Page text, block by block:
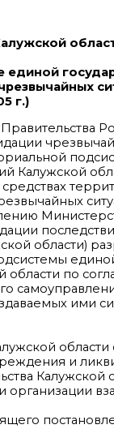
г.)
Калужской
области)
области по
ими
и
организации